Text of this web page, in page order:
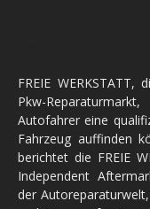
FREIE
Pkw-
Autofahrer eine
Fahrzeug auffinden
berichtet die FREIE
Independent
der